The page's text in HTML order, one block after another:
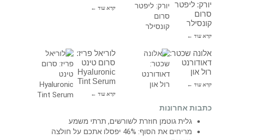
קרא עוד ←
יורק: ליפטר
סרום
קונסילר
קרא עוד ←
לוריאל פריז:
סרום טינט
Hyaluronic
Tint Serum
קרא עוד ←
אלונה שכטר:
דאודורנט
רול און
קרא עוד ←
כתבות אחרונות
גלית גוטמן חוזרת לשורשים, תרתי משמע
מריחים את הסוף: 46% יפסלו אתכם על חולצה